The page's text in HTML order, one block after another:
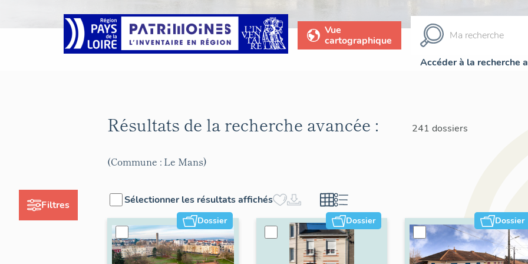
Vue
cartographique
Accéder à la recherche
Filtres
Résultats de la recherche avancée : 241 dossiers
(Commune : Le Mans)
Sélectionner les résultats affichés
Dossier Dossier Dossier